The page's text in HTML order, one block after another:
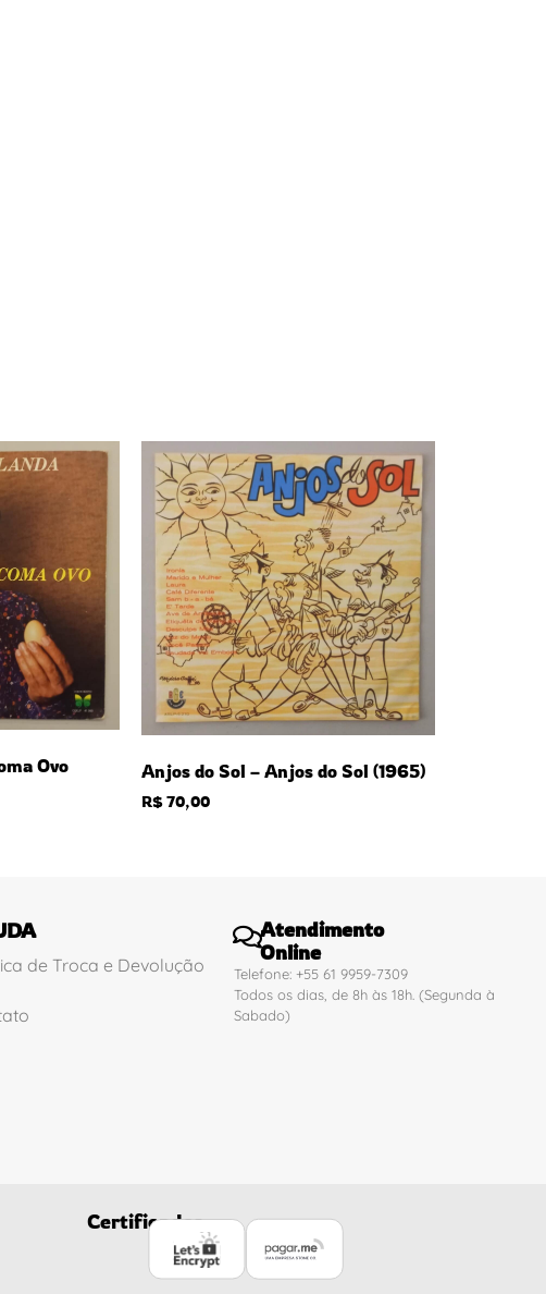
Ovo Anjos do Sol – Anjos do Sol (1965)
R$70,00
de Troca e Devolução
Atendimento
Online
Telefone: +55 61 9959-7309
Todos os dias, de 8h às 18h. (Segunda à
Sabado)
Certificados